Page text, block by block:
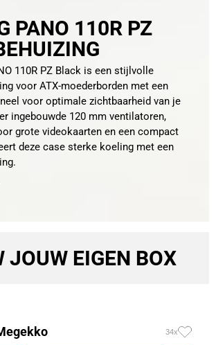
PANO 110R PZ
110R PZ Black is een stijlvolle
voor ATX-moederborden met een
voor optimale zichtbaarheid van je
ingebouwde 120 mm ventilatoren,
grote videokaarten en een compact
deze case sterke koeling met een
JOUW EIGEN BOX
34x